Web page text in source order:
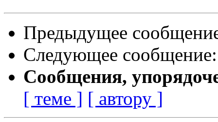
Предыдущее
Следующее
Сообщения,
[ теме ] [ автору ]